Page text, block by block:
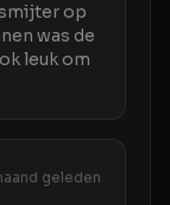
op
was de
leuk om
geleden